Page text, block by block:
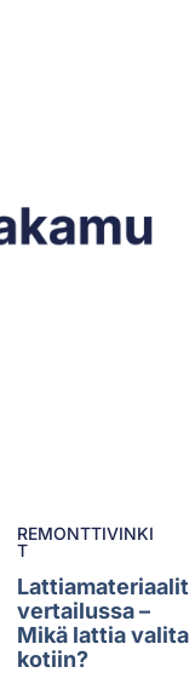
REMONTTIVINKI
T
Lattiamateriaalit
vertailussa –
Mikä lattia valita
kotiin?